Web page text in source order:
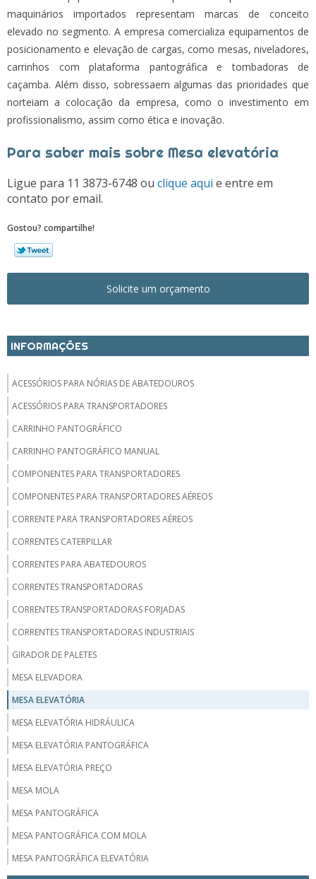
maquinários importados representam marcas de conceito
elevado no segmento. A empresa comercializa equipamentos de
posicionamento e elevação de cargas, como mesas, niveladores,
carrinhos com plataforma pantográfica e tombadoras de
caçamba. Além disso, sobressaem algumas das prioridades que
norteiam a colocação da empresa, como o investimento em
profissionalismo, assim como ética e inovação.
Para saber mais sobre Mesa elevatória
Ligue para 11 3873-6748 ou clique aqui e entre em
contato por email.
Gostou? compartilhe!
Solicite um orçamento
INFORMAÇÕES
ACESSÓRIOS PARA NÓRIAS DE ABATEDOUROS
ACESSÓRIOS PARA TRANSPORTADORES
CARRINHO PANTOGRÁFICO
CARRINHO PANTOGRÁFICO MANUAL
COMPONENTES PARA TRANSPORTADORES
COMPONENTES PARA TRANSPORTADORES AÉREOS
CORRENTE PARA TRANSPORTADORES AÉREOS
CORRENTES CATERPILLAR
CORRENTES PARA ABATEDOUROS
CORRENTES TRANSPORTADORAS
CORRENTES TRANSPORTADORAS FORJADAS
CORRENTES TRANSPORTADORAS INDUSTRIAIS
GIRADOR DE PALETES
MESA ELEVADORA
MESA ELEVATÓRIA
MESA ELEVATÓRIA HIDRÁULICA
MESA ELEVATÓRIA PANTOGRÁFICA
MESA ELEVATÓRIA PREÇO
MESA MOLA
MESA PANTOGRÁFICA
MESA PANTOGRÁFICA COM MOLA
MESA PANTOGRÁFICA ELEVATÓRIA